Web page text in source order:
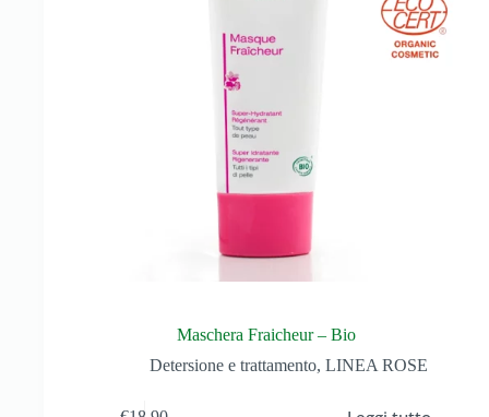
Maschera Fraicheur – Bio
Detersione e trattamento, LINEA ROSE